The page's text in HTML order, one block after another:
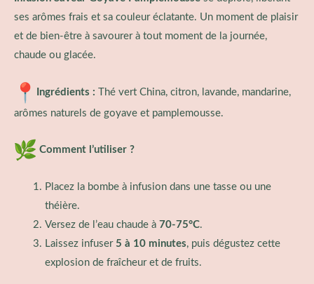
ses arômes frais et sa couleur éclatante. Un moment de plaisir
et de bien-être à savourer à tout moment de la journée,
chaude ou glacée.
Ingrédients : Thé vert China, citron, lavande, mandarine,
arômes naturels de goyave et pamplemousse.
Comment l’utiliser ?
Placez la bombe à infusion dans une tasse ou une
théière.
Versez de l’eau chaude à 70-75°C.
Laissez infuser 5 à 10 minutes, puis dégustez cette
explosion de fraîcheur et de fruits.